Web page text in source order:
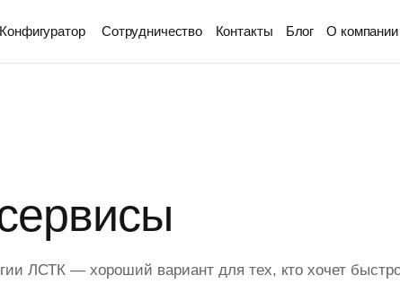
Конфигуратор Сотрудничество Контакты Блог О компании
ЛСТК — хороший вариант для тех, кто хочет